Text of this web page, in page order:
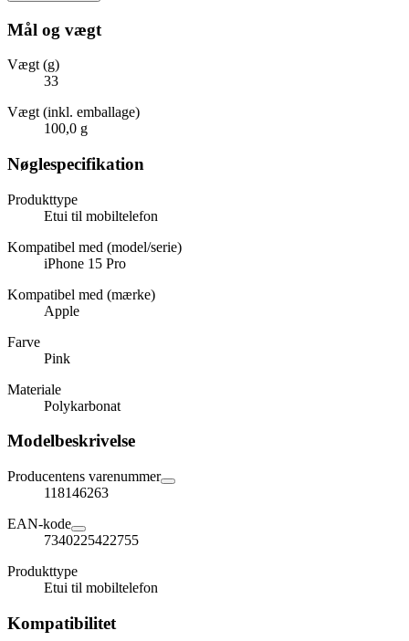
Mål og vægt
Vægt (g)
33
Vægt (inkl. emballage)
100,0 g
Nøglespecifikation
Produkttype
Etui til mobiltelefon
Kompatibel med (model/serie)
iPhone 15 Pro
Kompatibel med (mærke)
Apple
Farve
Pink
Materiale
Polykarbonat
Modelbeskrivelse
Producentens varenummer
118146263
EAN-kode
7340225422755
Produkttype
Etui til mobiltelefon
Kompatibilitet